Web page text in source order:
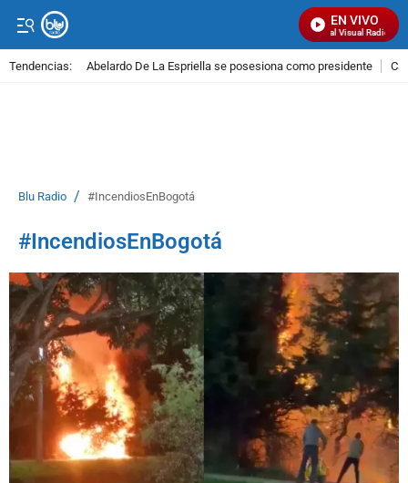
EN VIVO
Señal Visual Radio
Tendencias: Abelardo De La Espriella se posesiona como presidente
Blu Radio / #IncendiosEnBogotá
#IncendiosEnBogotá